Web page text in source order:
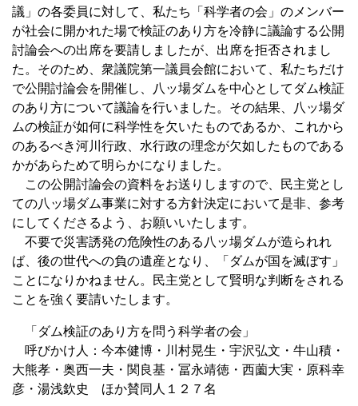
議」の各委員に対して、私たち「科学者の会」のメンバー
が社会に開かれた場で検証のあり方を冷静に議論する公開
討論会への出席を要請しましたが、出席を拒否されまし
た。そのため、衆議院第一議員会館において、私たちだけ
で公開討論会を開催し、八ッ場ダムを中心としてダム検証
のあり方について議論を行いました。その結果、八ッ場ダ
ムの検証が如何に科学性を欠いたものであるか、これから
のあるべき河川行政、水行政の理念が欠如したものである
かがあらためて明らかになりました。
この公開討論会の資料をお送りしますので、民主党とし
ての八ッ場ダム事業に対する方針決定において是非、参考
にしてくださるよう、お願いいたします。
不要で災害誘発の危険性のある八ッ場ダムが造られれ
ば、後の世代への負の遺産となり、「ダムが国を滅ぼす」
ことになりかねません。民主党として賢明な判断をされる
ことを強く要請いたします。
「ダム検証のあり方を問う科学者の会」
呼びかけ人：今本健博・川村晃生・宇沢弘文・牛山積・
大熊孝・奥西一夫・関良基・冨永靖徳・西薗大実・原科幸
彦・湯浅欽史 ほか賛同人１２７名